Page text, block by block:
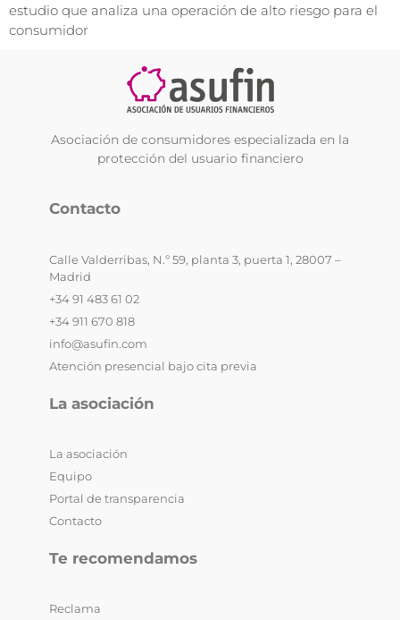
estudio que analiza una operación de alto riesgo para el
consumidor
Asociación de consumidores especializada en la
protección del usuario financiero
Contacto
Calle Valderribas, N.º 59, planta 3, puerta 1, 28007 –
Madrid
+34 91 483 61 02
+34 911 670 818
info@asufin.com
Atención presencial bajo cita previa
La asociación
La asociación
Equipo
Portal de transparencia
Contacto
Te recomendamos
Reclama